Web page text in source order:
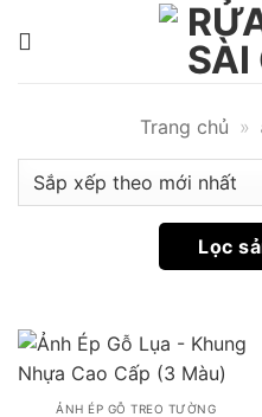
quaảnh
|
Rửa
Trang chủ »
Lọc
ẢNH ÉP GỖ TREO TƯỜNG